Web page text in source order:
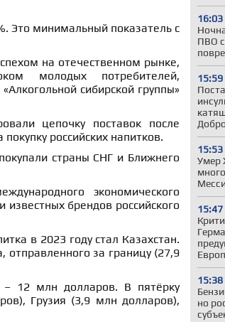
16:03
ПВО
15:59
15:53
Умер
15:47
15:38
но
Это минимальный показатель с
на отечественном рынке,
молодых потребителей,
сибирской группы»
цепочку поставок после
российских напитков.
страны СНГ и Ближнего
экономического
брендов российского
в 2023 году стал Казахстан.
отправленного за границу (27,9
12 млн долларов. В пятёрку
Грузия (3,9 млн долларов),